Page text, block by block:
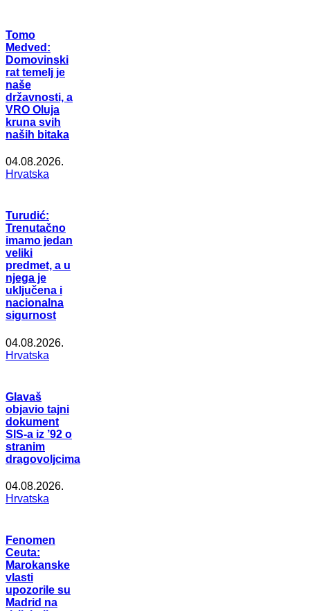
Tomo
Medved:
Domovinski
rat temelj je
naše
državnosti, a
VRO Oluja
kruna svih
naših bitaka
04.08.2026.
Hrvatska
Turudić:
Trenutačno
imamo jedan
veliki
predmet, a u
njega je
uključena i
nacionalna
sigurnost
04.08.2026.
Hrvatska
Glavaš
objavio tajni
dokument
SIS-a iz ’92 o
stranim
dragovoljcima
04.08.2026.
Hrvatska
Fenomen
Ceuta:
Marokanske
vlasti
upozorile su
Madrid na